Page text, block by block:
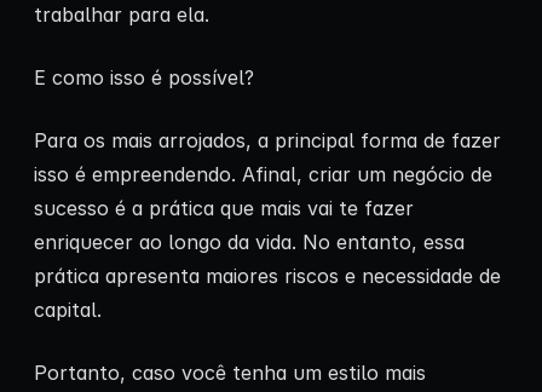
trabalhar para ela.
E como isso é possível?
Para os mais arrojados, a principal forma de fazer
isso é empreendendo. Afinal, criar um negócio de
sucesso é a prática que mais vai te fazer
enriquecer ao longo da vida. No entanto, essa
prática apresenta maiores riscos e necessidade de
capital.
Portanto, caso você tenha um estilo mais